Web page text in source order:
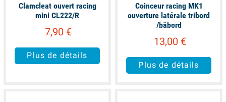
Clamcleat ouvert racing
mini CL222/R
7,90 €
Plus de détails
Coinceur racing MK1
ouverture latérale tribord
/bâbord
13,00 €
Plus de détails